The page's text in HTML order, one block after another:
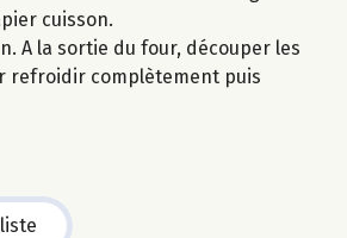
cuisson.
A la sortie du four, découper les
refroidir complètement puis